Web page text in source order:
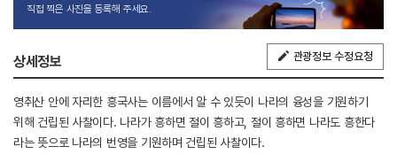
직접 찍은 사진을 등록해 주세요.
상세정보 관광정보 수정요청
영취산 안에 자리한 흥국사는 이름에서 알 수 있듯이 나라의 융성을 기원하기
위해 건립된 사찰이다. 나라가 흥하면 절이 흥하고, 절이 흥하면 나라도 흥한다
라는 뜻으로 나라의 번영을 기원하며 건립된 사찰이다.